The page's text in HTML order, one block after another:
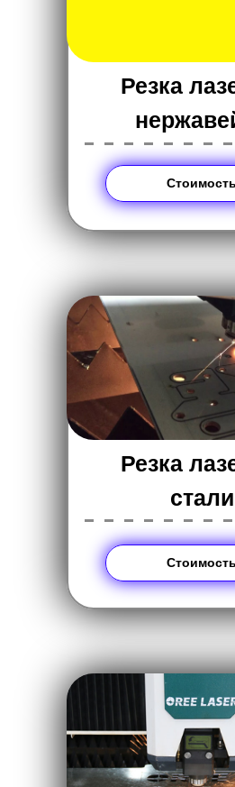
Резка
Стоимость
Резка
стали
Стоимость